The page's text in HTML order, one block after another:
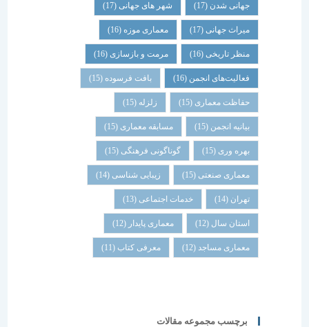
جهانی شدن(17) شهر های جهانی(17)
میراث جهانی (17) معماری موزه(16)
منظر تاریخی(16) مرمت و بازسازی(16)
فعالیت‌های انجمن(16) بافت فرسوده(15)
حفاظت معماری(15) زلزله
بیانیه انجمن(15) مسابقه معماری(15)
(15) گوناگونی فرهنگی (15)
معماری صنعتی (15) زیبایی شناسی (14)
خدمات اجتماعی(13)
استان سال(12) معماری پایدار(12)
معماری مساجد (12) معرفی کتاب (11)
برچسب مجموعه مقالات